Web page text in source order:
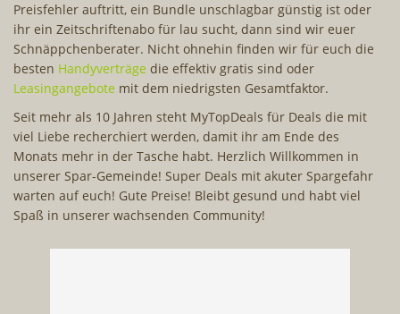
Preisfehler auftritt, ein Bundle unschlagbar günstig ist oder
ihr ein Zeitschriftenabo für lau sucht, dann sind wir euer
Schnäppchenberater. Nicht ohnehin finden wir für euch die
besten Handyverträge die effektiv gratis sind oder
Leasingangebote mit dem niedrigsten Gesamtfaktor.
Seit mehr als 10 Jahren steht MyTopDeals für Deals die mit
viel Liebe recherchiert werden, damit ihr am Ende des
Monats mehr in der Tasche habt. Herzlich Willkommen in
unserer Spar-Gemeinde! Super Deals mit akuter Spargefahr
warten auf euch! Gute Preise! Bleibt gesund und habt viel
Spaß in unserer wachsenden Community!